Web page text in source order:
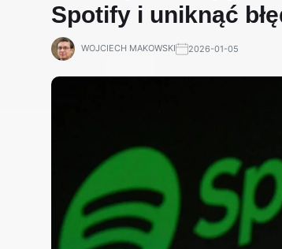
Spotify i uniknąć
WOJCIECH MAKOWSKI 2026-01-05